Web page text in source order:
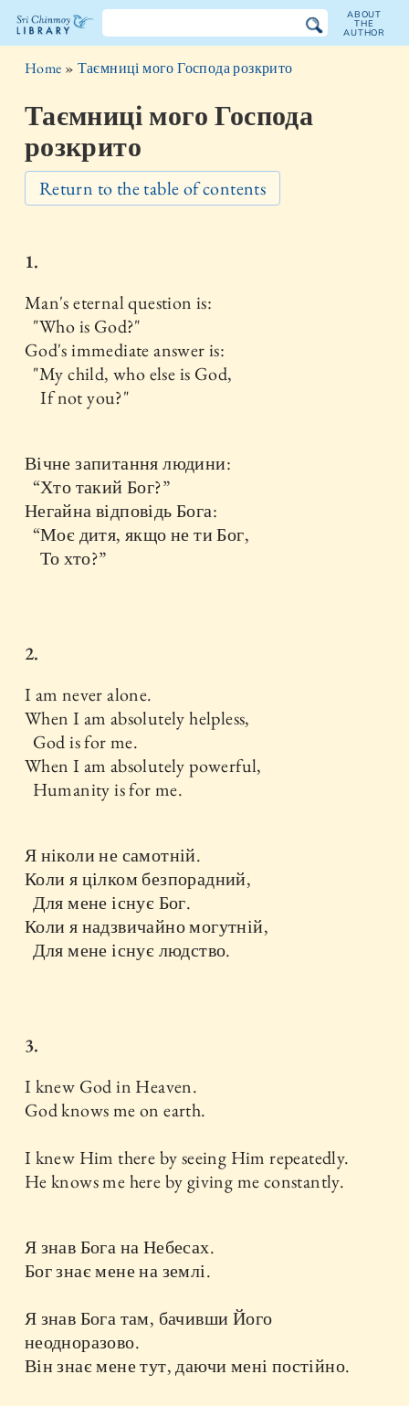
The
Sri
Chinmoy
Library
ABOUT
THE
AUTHOR
Home » Таємниці мого Господа розкрито
Таємниці мого Господа
розкрито
Return to the table of contents
1.
Man's eternal question is:
"Who is God?"
God's immediate answer is:
"My child, who else is God,
If not you?"
Вічне запитання людини:
“Хто такий Бог?”
Негайна відповідь Бога:
“Моє дитя, якщо не ти Бог,
То хто?”
2.
I am never alone.
When I am absolutely helpless,
God is for me.
When I am absolutely powerful,
Humanity is for me.
Я ніколи не самотній.
Коли я цілком безпорадний,
Для мене існує Бог.
Коли я надзвичайно могутній,
Для мене існує людство.
3.
I knew God in Heaven.
God knows me on earth.
I knew Him there by seeing Him repeatedly.
He knows me here by giving me constantly.
Я знав Бога на Небесах.
Бог знає мене на землі.
Я знав Бога там, бачивши Його
неодноразово.
Він знає мене тут, даючи мені постійно.